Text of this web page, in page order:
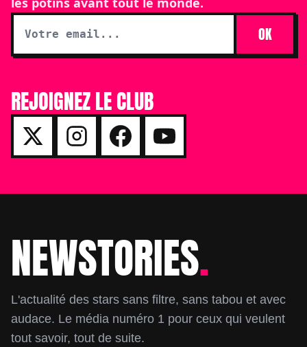
OK
REJOIGNEZ LE CLUB
FooterNEWSTORIES.
L'actualité des stars sans filtre, sans tabou et avec
audace. Le média numéro 1 pour ceux qui veulent
tout savoir, tout de suite.